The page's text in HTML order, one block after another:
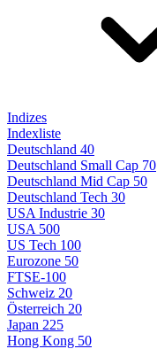
Indizes
Indexliste
Deutschland 40
Deutschland Small Cap 70
Deutschland Mid Cap 50
Deutschland Tech 30
USA Industrie 30
USA 500
US Tech 100
Eurozone 50
FTSE-100
Schweiz 20
Österreich 20
Japan 225
Hong Kong 50